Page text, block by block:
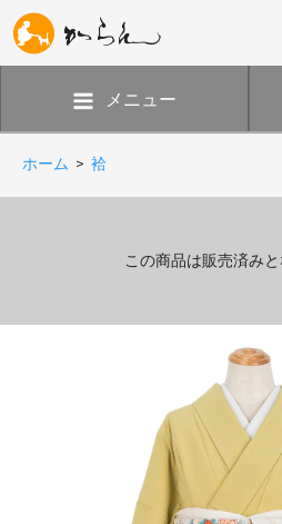
メニュー
ホーム > 袷
この商品は販売済みと